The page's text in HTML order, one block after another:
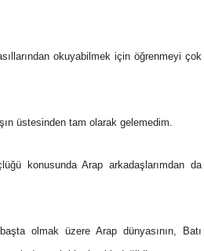
okuyabilmek için öğrenmeyi çok
üstesinden tam olarak gelemedim.
konusunda Arap arkadaşlarımdan da
olmak üzere Arap dünyasının, Batı